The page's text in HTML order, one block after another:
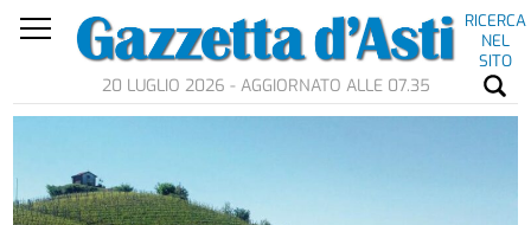
RICERCA
NEL
SITO
20 LUGLIO 2026 - AGGIORNATO ALLE 07.35